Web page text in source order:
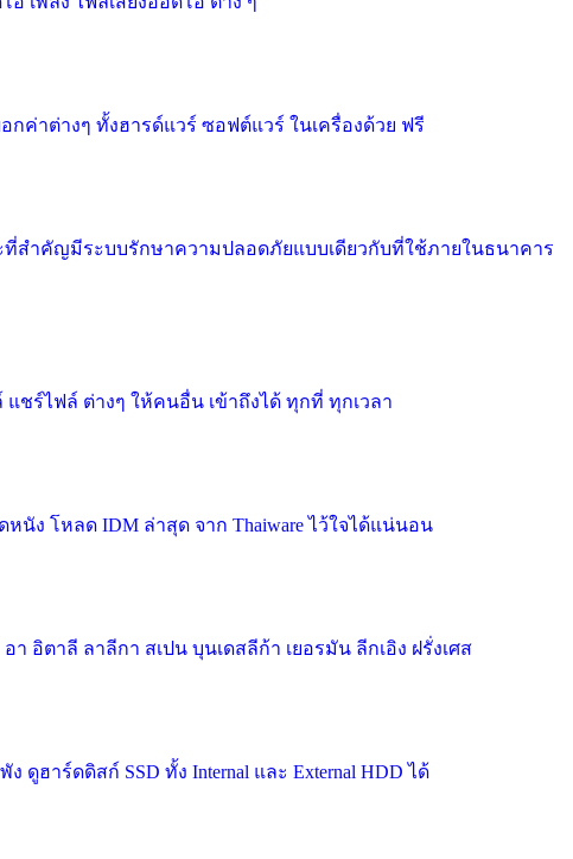
กค่าต่างๆ ทั้งฮารด์แวร์ ซอฟต์แวร์ ในเครื่องด้วย ฟรี
สำคัญมีระบบรักษาความปลอดภัยแบบเดียวกับที่ใช้ภายในธนาคาร
ชร์ไฟล์ ต่างๆ ให้คนอื่น เข้าถึงได้ ทุกที่ ทุกเวลา
หนัง โหลด IDM ล่าสุด จาก Thaiware ไว้ใจได้แน่นอน
อิตาลี ลาลีกา สเปน บุนเดสลีก้า เยอรมัน ลีกเอิง ฝรั่งเศส
ฮาร์ดดิสก์ SSD ทั้ง Internal และ External HDD ได้